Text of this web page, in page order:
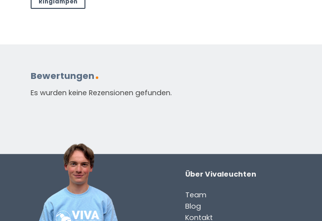
(erforderlich)
Welche
Produkt?
(erforderlich)
Ringlampen
Bewertungen
Es wurden keine Rezensionen gefunden.
Über Vivaleuchten
Team
Blog
Kontakt